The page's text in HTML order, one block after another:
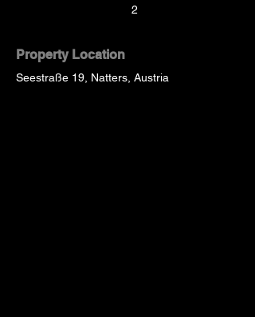
2
Property Location
Seestraße 19, Natters, Austria